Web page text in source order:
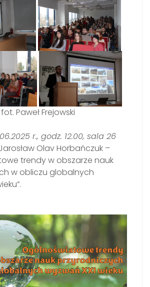
fot. Paweł Frejowski
r., godz. 12.00, sala 26
Olav Horbańczuk –
trendy w obszarze nauk
w obliczu globalnych